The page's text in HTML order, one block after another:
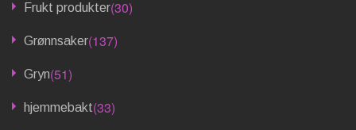
Frukt produkter(30)
Grønnsaker(137)
Gryn(51)
hjemmebakt(33)